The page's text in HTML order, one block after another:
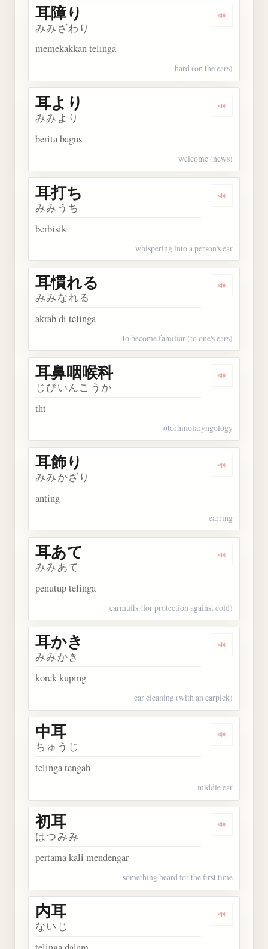
Dengarkan
耳障り
みみざわり
memekakkan telinga
hard (on the ears)
Dengarkan
耳より
みみより
berita bagus
welcome (news)
Dengarkan
耳打ち
みみうち
berbisik
whispering into a person's ear
Dengarkan
耳慣れる
みみなれる
akrab di telinga
to become familiar (to one's ears)
Dengarkan
耳鼻咽喉科
じびいんこうか
tht
otorhinolaryngology
Dengarkan
耳飾り
みみかざり
anting
earring
Dengarkan
耳あて
みみあて
penutup telinga
earmuffs (for protection against cold)
Dengarkan
耳かき
みみかき
korek kuping
ear cleaning (with an earpick)
Dengarkan
中耳
ちゅうじ
telinga tengah
middle ear
Dengarkan
初耳
はつみみ
pertama kali mendengar
something heard for the first time
Dengarkan
内耳
ないじ